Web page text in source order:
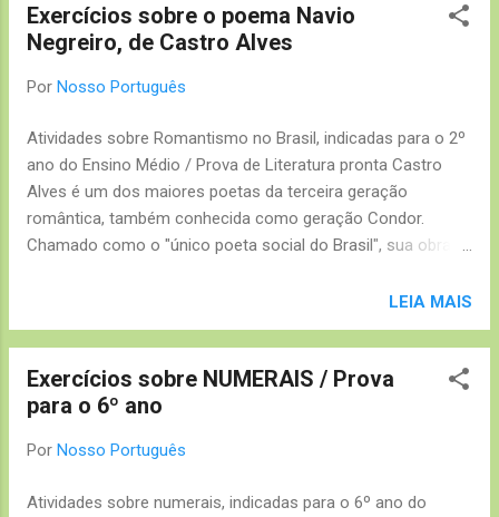
Exercícios sobre o poema Navio
Negreiro, de Castro Alves
Por Nosso Português
Atividades sobre Romantismo no Brasil, indicadas para o 2º
ano do Ensino Médio / Prova de Literatura pronta Castro
Alves é um dos maiores poetas da terceira geração
romântica, também conhecida como geração Condor.
Chamado como o "único poeta social do Brasil", sua obra
poesia de Victor Hugo, Castro Alves tomou parte nas
questões sociais, principalmente em relação à escravidão. O
combate ao sistema escravagista rendeu ao escritor a
alcunha de Poeta dos Escravos. O pensamento liberal do
final do século 19 e o movimento abolicionista também
LEIA MAIS
Exercícios sobre NUMERAIS / Prova
para o 6º ano
Por Nosso Português
Atividades sobre numerais, indicadas para o 6º ano do